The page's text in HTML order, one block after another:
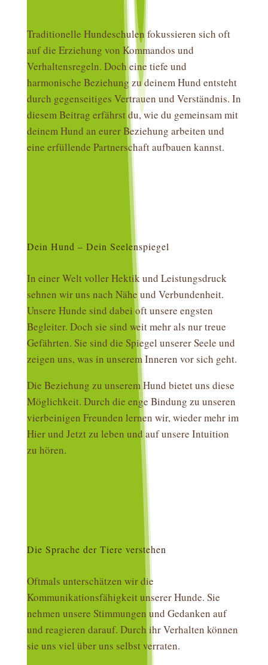
Traditionelle Hundeschulen fokussieren sich oft
auf die Erziehung von Kommandos und
Verhaltensregeln. Doch eine tiefe und
harmonische Beziehung zu deinem Hund entsteht
durch gegenseitiges Vertrauen und Verständnis. In
diesem Beitrag erfährst du, wie du gemeinsam mit
deinem Hund an eurer Beziehung arbeiten und
eine erfüllende Partnerschaft aufbauen kannst.
Dein Hund – Dein Seelenspiegel
In einer Welt voller Hektik und Leistungsdruck
sehnen wir uns nach Nähe und Verbundenheit.
Unsere Hunde sind dabei oft unsere engsten
Begleiter. Doch sie sind weit mehr als nur treue
Gefährten. Sie sind die Spiegel unserer Seele und
zeigen uns, was in unserem Inneren vor sich geht.
Die Beziehung zu unserem Hund bietet uns diese
Möglichkeit. Durch die enge Bindung zu unseren
vierbeinigen Freunden lernen wir, wieder mehr im
Hier und Jetzt zu leben und auf unsere Intuition
zu hören.
Die Sprache der Tiere verstehen
Oftmals unterschätzen wir die
Kommunikationsfähigkeit unserer Hunde. Sie
nehmen unsere Stimmungen und Gedanken auf
und reagieren darauf. Durch ihr Verhalten können
sie uns viel über uns selbst verraten.